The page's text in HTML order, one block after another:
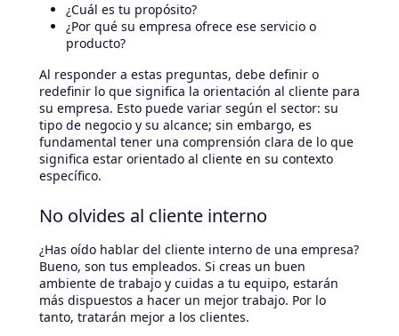
¿Cuál es tu propósito?
¿Por qué su empresa ofrece ese servicio o
producto?
Al responder a estas preguntas, debe definir o
redefinir lo que significa la orientación al cliente para
su empresa. Esto puede variar según el sector: su
tipo de negocio y su alcance; sin embargo, es
fundamental tener una comprensión clara de lo que
significa estar orientado al cliente en su contexto
específico.
No olvides al cliente interno
¿Has oído hablar del cliente interno de una empresa?
Bueno, son tus empleados. Si creas un buen
ambiente de trabajo y cuidas a tu equipo, estarán
más dispuestos a hacer un mejor trabajo. Por lo
tanto, tratarán mejor a los clientes.